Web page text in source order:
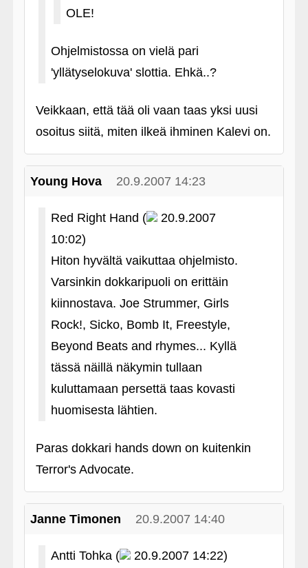
OLE!
Ohjelmistossa on vielä pari
'yllätyselokuva' slottia. Ehkä..?
Veikkaan, että tää oli vaan taas yksi uusi
osoitus siitä, miten ilkeä ihminen Kalevi on.
Young Hova 20.9.2007 14:23
Red Right Hand (
20.9.2007
10:02)
Hiton hyvältä vaikuttaa ohjelmisto.
Varsinkin dokkaripuoli on erittäin
kiinnostava. Joe Strummer, Girls
Rock!, Sicko, Bomb It, Freestyle,
Beyond Beats and rhymes... Kyllä
tässä näillä näkymin tullaan
kuluttamaan persettä taas kovasti
huomisesta lähtien.
Paras dokkari hands down on kuitenkin
Terror's Advocate.
Janne Timonen 20.9.2007 14:40
Antti Tohka ( 20.9.2007 14:22)